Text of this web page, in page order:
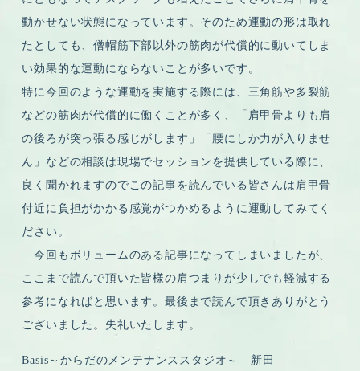
動かせない状態になっています。そのため運動の形は取れ
たとしても、僧帽筋下部以外の筋肉が代償的に動いてしま
い効果的な運動にならないことが多いです。
特に今回のような運動を実施する際には、三角筋や多裂筋
などの筋肉が代償的に働くことが多く、「肩甲骨よりも肩
の後ろが突っ張る感じがします」「腰にしか力が入りませ
ん」などの相談は現場でセッションを提供している際に、
良く聞かれますのでこの記事を読んでいる皆さんは肩甲骨
付近に負担がかかる感覚がつかめるように運動してみてく
ださい。
今回もボリュームのある記事になってしまいましたが、
ここまで読んで頂いた皆様の肩つまりが少しでも軽減する
参考になればと思います。最後まで読んで頂きありがとう
ございました。失礼いたします。
Basis～からだのメンテナンススタジオ～ 新田